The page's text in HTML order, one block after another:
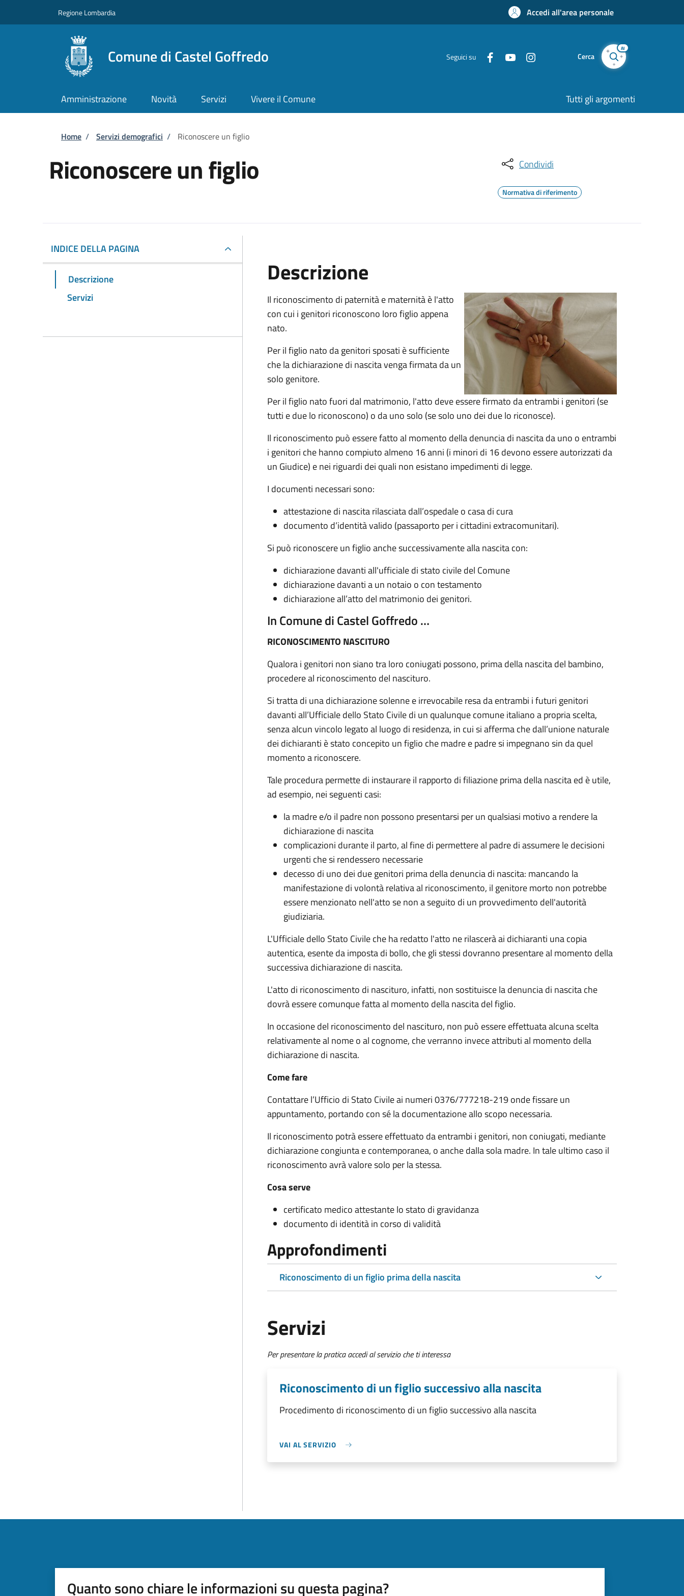
Regione Lombardia Accedi all'area personale
Comune di Castel Goffredo Seguici su Cerca
AI
Amministrazione Novità Servizi Vivere il Comune Tutti gli argomenti
Briciole di pane
Home / Servizi demografici / Riconoscere un figlio
Riconoscere un figlio Condividi
Normativa di riferimento
INDICE DELLA PAGINA
Descrizione
Servizi
Descrizione
Il riconoscimento di paternità e maternità è l'atto
con cui i genitori riconoscono loro figlio appena
nato.
Per il figlio nato da genitori sposati è sufficiente
che la dichiarazione di nascita venga firmata da un
solo genitore.
Per il figlio nato fuori dal matrimonio, l'atto deve essere firmato da entrambi i genitori (se
tutti e due lo riconoscono) o da uno solo (se solo uno dei due lo riconosce).
Il riconoscimento può essere fatto al momento della denuncia di nascita da uno o entrambi
i genitori che hanno compiuto almeno 16 anni (i minori di 16 devono essere autorizzati da
un Giudice) e nei riguardi dei quali non esistano impedimenti di legge.
I documenti necessari sono:
attestazione di nascita rilasciata dall’ospedale o casa di cura
documento d’identità valido (passaporto per i cittadini extracomunitari).
Si può riconoscere un figlio anche successivamente alla nascita con:
dichiarazione davanti all'ufficiale di stato civile del Comune
dichiarazione davanti a un notaio o con testamento
dichiarazione all’atto del matrimonio dei genitori.
In Comune di Castel Goffredo …
RICONOSCIMENTO NASCITURO
Qualora i genitori non siano tra loro coniugati possono, prima della nascita del bambino,
procedere al riconoscimento del nascituro.
Si tratta di una dichiarazione solenne e irrevocabile resa da entrambi i futuri genitori
davanti all’Ufficiale dello Stato Civile di un qualunque comune italiano a propria scelta,
senza alcun vincolo legato al luogo di residenza, in cui si afferma che dall’unione naturale
dei dichiaranti è stato concepito un figlio che madre e padre si impegnano sin da quel
momento a riconoscere.
Tale procedura permette di instaurare il rapporto di filiazione prima della nascita ed è utile,
ad esempio, nei seguenti casi:
la madre e/o il padre non possono presentarsi per un qualsiasi motivo a rendere la
dichiarazione di nascita
complicazioni durante il parto, al fine di permettere al padre di assumere le decisioni
urgenti che si rendessero necessarie
decesso di uno dei due genitori prima della denuncia di nascita: mancando la
manifestazione di volontà relativa al riconoscimento, il genitore morto non potrebbe
essere menzionato nell'atto se non a seguito di un provvedimento dell'autorità
giudiziaria.
L'Ufficiale dello Stato Civile che ha redatto l'atto ne rilascerà ai dichiaranti una copia
autentica, esente da imposta di bollo, che gli stessi dovranno presentare al momento della
successiva dichiarazione di nascita.
L'atto di riconoscimento di nascituro, infatti, non sostituisce la denuncia di nascita che
dovrà essere comunque fatta al momento della nascita del figlio.
In occasione del riconoscimento del nascituro, non può essere effettuata alcuna scelta
relativamente al nome o al cognome, che verranno invece attributi al momento della
dichiarazione di nascita.
Come fare
Contattare l’Ufficio di Stato Civile ai numeri 0376/777218-219 onde fissare un
appuntamento, portando con sé la documentazione allo scopo necessaria.
Il riconoscimento potrà essere effettuato da entrambi i genitori, non coniugati, mediante
dichiarazione congiunta e contemporanea, o anche dalla sola madre. In tale ultimo caso il
riconoscimento avrà valore solo per la stessa.
Cosa serve
certificato medico attestante lo stato di gravidanza
documento di identità in corso di validità
Approfondimenti
Riconoscimento di un figlio prima della nascita
Servizi
Per presentare la pratica accedi al servizio che ti interessa
Riconoscimento di un figlio successivo alla nascita
Procedimento di riconoscimento di un figlio successivo alla nascita
VAI AL SERVIZIO
Quanto sono chiare le informazioni su questa pagina?